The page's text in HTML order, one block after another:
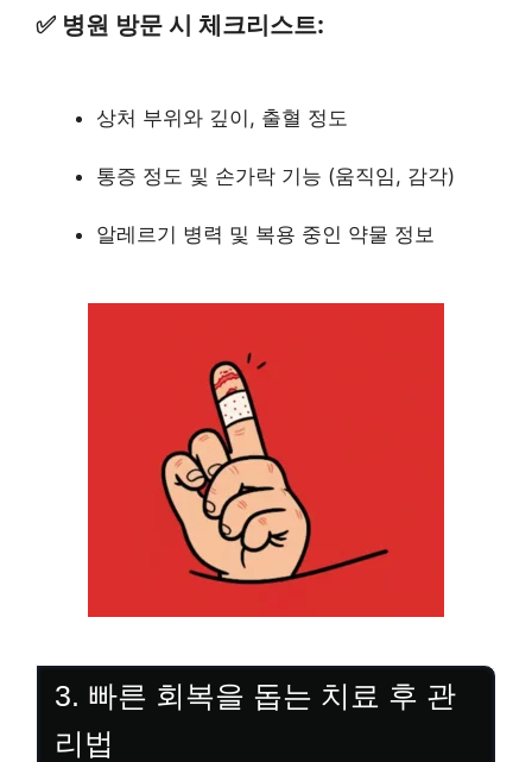
✅ 병원 방문 시 체크리스트:
상처 부위와 깊이, 출혈 정도
통증 정도 및 손가락 기능 (움직임, 감각)
알레르기 병력 및 복용 중인 약물 정보
3. 빠른 회복을 돕는 치료 후 관
리법